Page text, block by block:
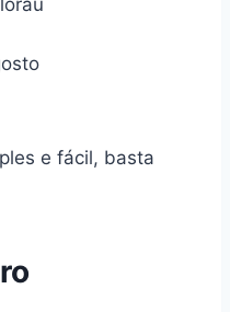
e fácil, basta